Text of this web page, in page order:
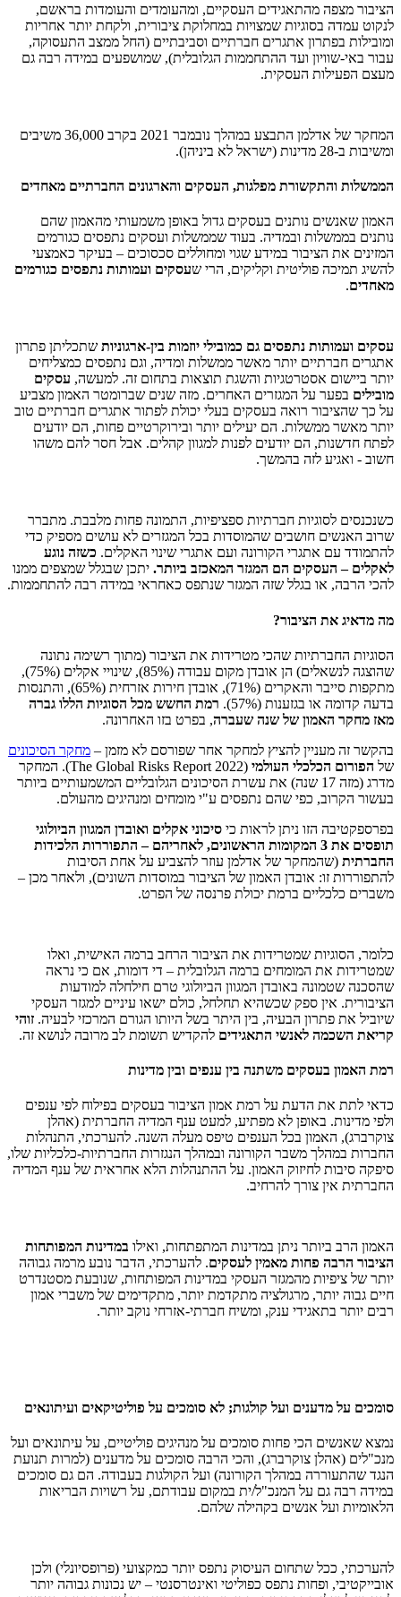
הציבור מצפה מהתאגידים העסקיים, ומהעומדים והעומדות בראשם,
לנקוט עמדה בסוגיות שמצויות במחלוקת ציבורית, ולקחת יותר אחריות
ומובילות בפתרון אתגרים חברתיים וסביבתיים (החל ממצב התעסוקה,
עבור באי-שוויון ועד ההתחממות הגלובלית), שמושפעים במידה רבה גם
מעצם הפעילות העסקית.
המחקר של אדלמן התבצע במהלך נובמבר 2021 בקרב 36,000 משיבים
ומשיבות ב-28 מדינות (ישראל לא ביניהן).
הממשלות והתקשורת מפלגות, העסקים והארגונים החברתיים מאחדים
האמון שאנשים נותנים בעסקים גדול באופן משמעותי מהאמון שהם
נותנים בממשלות ובמדיה. בעוד שממשלות ועסקים נתפסים כגורמים
המזינים את הציבור במידע שגוי ומחוללים סכסוכים – בעיקר כאמצעי
להשיג תמיכה פוליטית וקליקים, הרי שעסקים ועמותות נתפסים כגורמים
מאחדים.
עסקים ועמותות נתפסים גם כמובילי יוזמות בין-ארגוניות שתכליתן פתרון
אתגרים חברתיים יותר מאשר ממשלות ומדיה, וגם נתפסים כמצליחים
יותר ביישום אסטרטגיות והשגת תוצאות בתחום זה. למעשה, עסקים
מובילים בפער על המגזרים האחרים. מזה שנים שברומטר האמון מצביע
על כך שהציבור רואה בעסקים בעלי יכולת לפתור אתגרים חברתיים טוב
יותר מאשר ממשלות. הם יעילים יותר ובירוקרטיים פחות, הם יודעים
לפתח חדשנות, הם יודעים לפנות למגוון קהלים. אבל חסר להם משהו
חשוב - ואגיע לזה בהמשך.
כשנכנסים לסוגיות חברתיות ספציפיות, התמונה פחות מלבבת. מתברר
שרוב האנשים חושבים שהמוסדות בכל המגזרים לא עושים מספיק כדי
להתמודד עם אתגרי הקורונה ועם אתגרי שינוי האקלים. כשזה נוגע
לאקלים – העסקים הם המגזר המאכזב ביותר. יתכן שבגלל שמצפים ממנו
להכי הרבה, או בגלל שזה המגזר שנתפס כאחראי במידה רבה להתחממות.
מה מדאיג את הציבור?
הסוגיות החברתיות שהכי מטרידות את הציבור (מתוך רשימה נתונה
שהוצגה לנשאלים) הן אובדן מקום עבודה (85%), שינויי אקלים (75%),
מתקפות סייבר והאקרים (71%), אובדן חירות אזרחית (65%), והתנסות
בדעה קדומה או בגזענות (57%).
רמת החשש מכל הסוגיות הללו גברה
מאז מחקר האמון של שנה שעברה, בפרט בזו האחרונה.
בהקשר זה מעניין להציץ למחקר אחר שפורסם לא מזמן – מחקר הסיכונים
של הפורום הכלכלי העולמי
(The Global Risks Report 2022). המחקר
מדרג (מזה 17 שנה) את עשרת הסיכונים הגלובליים המשמעותיים ביותר
בעשור הקרוב, כפי שהם נתפסים ע"י מומחים ומנהיגים מהעולם.
בפרספקטיבה הזו ניתן לראות כי סיכוני אקלים ואובדן המגוון הביולוגי
תופסים את 3 המקומות הראשונים, לאחריהם – התפוררות הלכידות
החברתית (שהמחקר של אדלמן עוזר להצביע על אחת הסיבות
להתפוררות זו: אובדן האמון של הציבור במוסדות השונים), ולאחר מכן –
משברים כלכליים ברמת יכולת פרנסה של הפרט.
כלומר, הסוגיות שמטרידות את הציבור הרחב ברמה האישית, ואלו
שמטרידות את המומחים ברמה הגלובלית – די דומות, אם כי נראה
שהסכנה שטמונה באובדן המגוון הביולוגי טרם חילחלה למודעות
הציבורית. אין ספק שכשהיא תחלחל, כולם ישאו עיניים למגזר העסקי
שיוביל את פתרון הבעיה, בין היתר בשל היותו הגורם המרכזי לבעיה. זוהי
קריאת השכמה לאנשי התאגידים להקדיש תשומת לב מרובה לנושא זה.
רמת האמון בעסקים משתנה בין ענפים ובין מדינות
כדאי לתת את הדעת על רמת אמון הציבור בעסקים בפילוח לפי ענפים
ולפי מדינות. באופן לא מפתיע, למעט ענף המדיה החברתית (אהלן
צוקרברג), האמון בכל הענפים טיפס מעלה השנה. להערכתי, התנהלות
החברות במהלך משבר הקורונה ובמהלך הנגזרות החברתיות-כלכליות שלו,
סיפקה סיבות לחיזוק האמון. על ההתנהלות הלא אחראית של ענף המדיה
החברתית אין צורך להרחיב.
האמון הרב ביותר ניתן במדינות המתפתחות, ואילו במדינות המפותחות
הציבור הרבה פחות מאמין לעסקים. להערכתי, הדבר נובע מרמה גבוהה
יותר של ציפיות מהמגזר העסקי במדינות המפותחות, שנובעת מסטנדרט
חיים גבוה יותר, מרגולציה מתקדמת יותר, מתקדימים של משברי אמון
רבים יותר בתאגידי ענק, ומשיח חברתי-אזרחי נוקב יותר.
סומכים על מדענים ועל קולגות; לא סומכים על פוליטיקאים ועיתונאים
נמצא שאנשים הכי פחות סומכים על מנהיגים פוליטיים, על עיתונאים ועל
מנכ"לים (אהלן צוקרברג), והכי הרבה סומכים על מדענים (למרות תנועת
הנגד שהתעוררה במהלך הקורונה) ועל הקולגות בעבודה. הם גם סומכים
במידה רבה גם על המנכ"ל/ית במקום עבודתם, על רשויות הבריאות
הלאומיות ועל אנשים בקהילה שלהם.
להערכתי, ככל שתחום העיסוק נתפס יותר כמקצועי (פרופסיונלי) ולכן
אובייקטיבי, ופחות נתפס כפוליטי ואינטרסנטי – יש נכונות גבוהה יותר